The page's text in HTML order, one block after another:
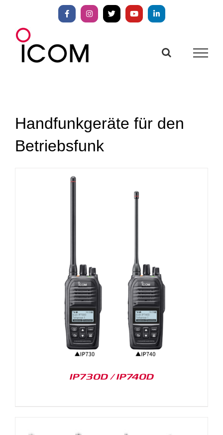
springen
FacebookInstagram
X YouTubeLinkedIn
Handfunkgeräte für den
Betriebsfunk
IP730D / IP740D